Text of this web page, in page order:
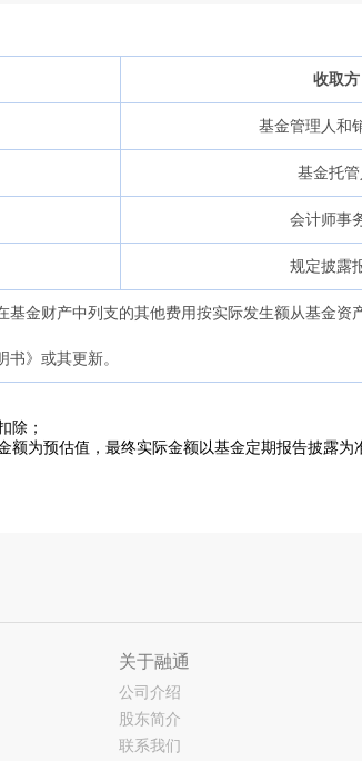
收取方
基金管理人和
基金托管
会计师事
规定披露
金财产中列支的其他费用按实际发生额从基金资
》或其更新。
除；
为预估值，最终实际金额以基金定期报告披露为
关于融通
公司介绍
股东简介
联系我们